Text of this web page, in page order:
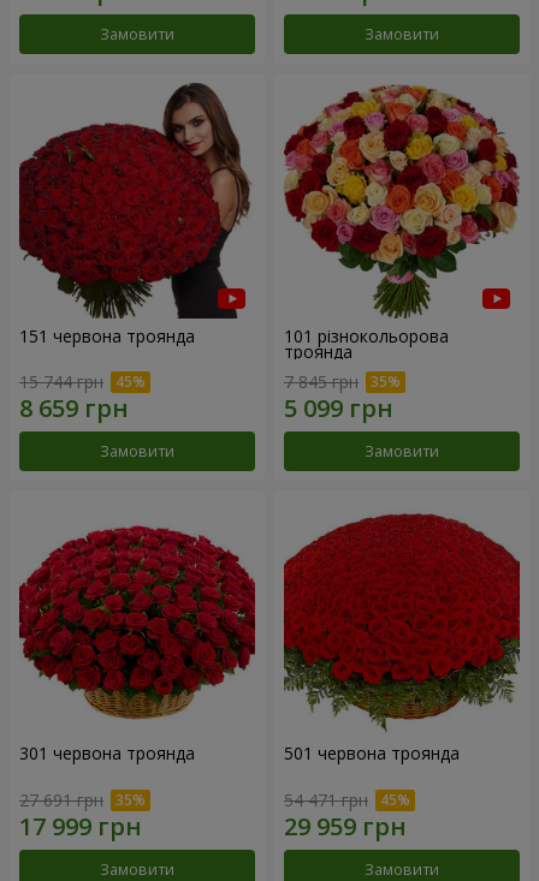
Замовити Замовити
151 червона троянда
15 744 грн
Замовити
101 різнокольорова
троянда
7 845 грн
Замовити
301 червона троянда
27 691 грн
Замовити
501 червона троянда
54 471 грн
Замовити